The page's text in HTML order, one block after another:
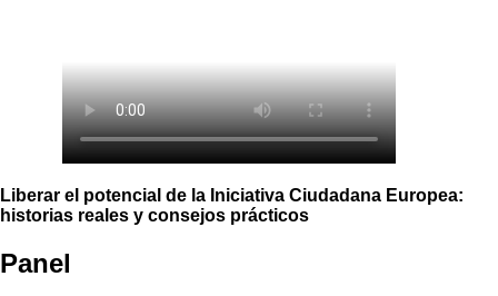
Liberar el potencial de la Iniciativa Ciudadana Europea:
historias reales y consejos prácticos
Panel